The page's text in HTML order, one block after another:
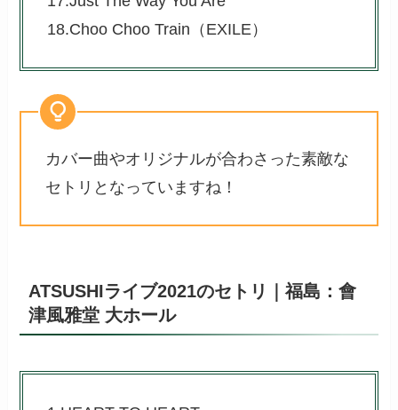
18.Choo Choo Train（EXILE）
カバー曲やオリジナルが合わさった素敵な
セトリとなっていますね！
ATSUSHIライブ2021のセトリ｜福島：會
津風雅堂 大ホール